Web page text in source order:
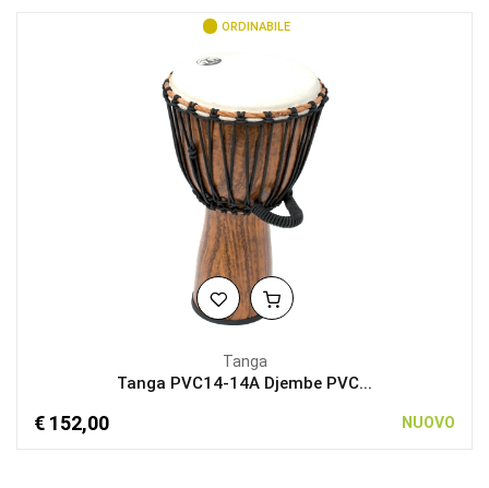
ORDINABILE
Tanga
Tanga PVC14-14A Djembe PVC...
€ 152,00 NUOVO